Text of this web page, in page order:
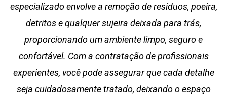
especializado envolve a remoção de resíduos, poeira,
detritos e qualquer sujeira deixada para trás,
proporcionando um ambiente limpo, seguro e
confortável. Com a contratação de profissionais
experientes, você pode assegurar que cada detalhe
seja cuidadosamente tratado, deixando o espaço